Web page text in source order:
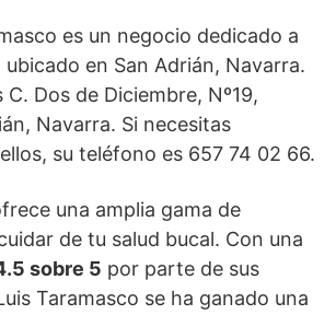
es un negocio dedicado a
en San Adrián, Navarra.
C. Dos de Diciembre, Nº19,
Navarra. Si necesitas
su teléfono es 657 74 02 66.
una amplia gama de
de tu salud bucal. Con una
sobre 5 por parte de sus
Taramasco se ha ganado una